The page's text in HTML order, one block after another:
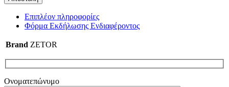
Επιπλέον πληροφορίες
Φόρμα Εκδήλωσης Ενδιαφέροντος
Brand ZETOR
Ονοματεπώνυμο